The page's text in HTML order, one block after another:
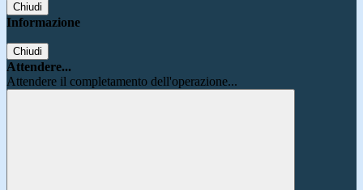
Chiudi
Informazione
Chiudi
Attendere...
Attendere il completamento dell'operazione...